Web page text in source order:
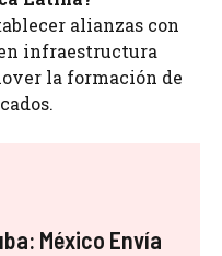
alianzas con
infraestructura
la formación de
México Envía